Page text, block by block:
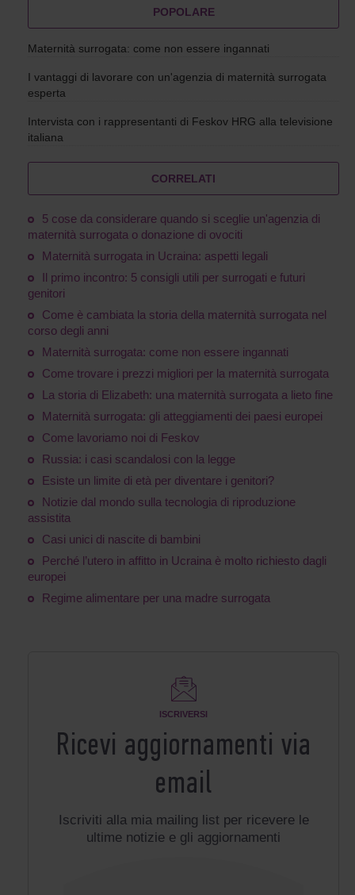
POPOLARE
Maternità surrogata: come non essere ingannati
I vantaggi di lavorare con un'agenzia di maternità surrogata
esperta
Intervista con i rappresentanti di Feskov HRG alla televisione
italiana
CORRELATI
5 cose da considerare quando si sceglie un'agenzia di
maternità surrogata o donazione di ovociti
Maternità surrogata in Ucraina: aspetti legali
Il primo incontro: 5 consigli utili per surrogati e futuri
genitori
Come è cambiata la storia della maternità surrogata nel
corso degli anni
Maternità surrogata: come non essere ingannati
Come trovare i prezzi migliori per la maternità surrogata
La storia di Elizabeth: una maternità surrogata a lieto fine
Maternità surrogata: gli atteggiamenti dei paesi europei
Come lavoriamo noi di Feskov
Russia: i casi scandalosi con la legge
Esiste un limite di età per diventare i genitori?
Notizie dal mondo sulla tecnologia di riproduzione
assistita
Casi unici di nascite di bambini
Perché l’utero in affitto in Ucraina è molto richiesto dagli
europei
Regime alimentare per una madre surrogata
ISCRIVERSI
Ricevi aggiornamenti via
email
Iscriviti alla mia mailing list per ricevere le
ultime notizie e gli aggiornamenti